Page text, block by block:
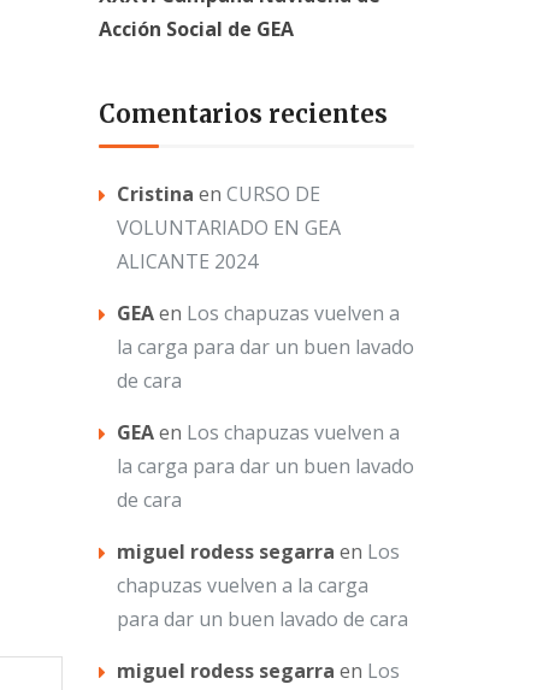
Acción Social de GEA
Comentarios recientes
Cristina en CURSO DE
VOLUNTARIADO EN GEA
ALICANTE 2024
GEAen Los chapuzas vuelven a
la carga para dar un buen lavado
de cara
GEAen Los chapuzas vuelven a
la carga para dar un buen lavado
de cara
miguel rodess segarra en Los
chapuzas vuelven a la carga
para dar un buen lavado de cara
miguel rodess segarra en Los